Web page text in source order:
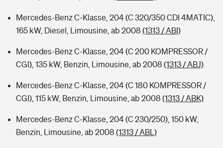
Mercedes-Benz C-Klasse, 204 (C 320/350 CDI 4MATIC),
165 kW, Diesel, Limousine, ab 2008 (1313 / ABI)
Mercedes-Benz C-Klasse, 204 (C 200 KOMPRESSOR /
CGI), 135 kW, Benzin, Limousine, ab 2008 (1313 / ABJ)
Mercedes-Benz C-Klasse, 204 (C 180 KOMPRESSOR /
CGI), 115 kW, Benzin, Limousine, ab 2008 (1313 / ABK)
Mercedes-Benz C-Klasse, 204 (C 230/250), 150 kW,
Benzin, Limousine, ab 2008 (1313 / ABL)